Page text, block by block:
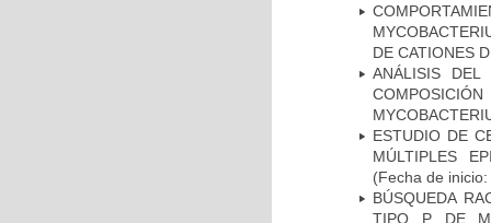
DE CATIONES
ANÁLISIS DEL
ESTUDIO DE
MÚLTIPLES
(Fecha de
BÚSQUEDA
TIPO P DE